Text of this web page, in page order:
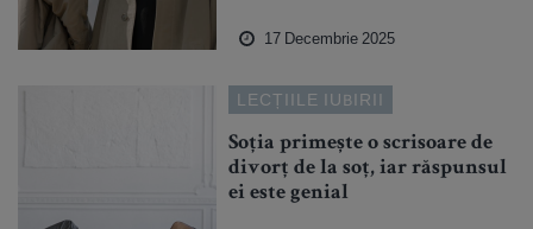
17 Decembrie 2025
LECȚIILE IUBIRII
Soția primește o scrisoare de
divorț de la soț, iar răspunsul
ei este genial